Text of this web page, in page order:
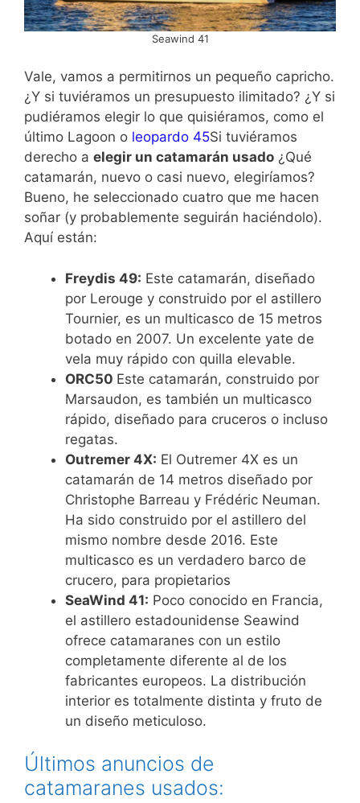
Seawind 41
Vale, vamos a permitirnos un pequeño capricho.
¿Y si tuviéramos un presupuesto ilimitado? ¿Y si
pudiéramos elegir lo que quisiéramos, como el
último Lagoon o leopardo 45Si tuviéramos
derecho a elegir un catamarán usado ¿Qué
catamarán, nuevo o casi nuevo, elegiríamos?
Bueno, he seleccionado cuatro que me hacen
soñar (y probablemente seguirán haciéndolo).
Aquí están:
Freydis 49: Este catamarán, diseñado
por Lerouge y construido por el astillero
Tournier, es un multicasco de 15 metros
botado en 2007. Un excelente yate de
vela muy rápido con quilla elevable.
ORC50 Este catamarán, construido por
Marsaudon, es también un multicasco
rápido, diseñado para cruceros o incluso
regatas.
Outremer 4X: El Outremer 4X es un
catamarán de 14 metros diseñado por
Christophe Barreau y Frédéric Neuman.
Ha sido construido por el astillero del
mismo nombre desde 2016. Este
multicasco es un verdadero barco de
crucero, para propietarios
SeaWind 41: Poco conocido en Francia,
el astillero estadounidense Seawind
ofrece catamaranes con un estilo
completamente diferente al de los
fabricantes europeos. La distribución
interior es totalmente distinta y fruto de
un diseño meticuloso.
Últimos anuncios de
catamaranes usados: